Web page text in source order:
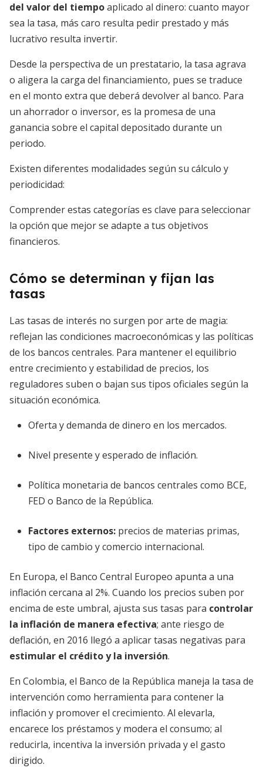
del valor del tiempoaplicado al dinero: cuanto mayor
sea la tasa, más caro resulta pedir prestado y más
lucrativo resulta invertir.
Desde la perspectiva de un prestatario, la tasa agrava
o aligera la carga del financiamiento, pues se traduce
en el monto extra que deberá devolver al banco. Para
un ahorrador o inversor, es la promesa de una
ganancia sobre el capital depositado durante un
periodo.
Existen diferentes modalidades según su cálculo y
periodicidad:
Comprender estas categorías es clave para seleccionar
la opción que mejor se adapte a tus objetivos
financieros.
Cómo se determinan y fijan las
tasas
Las tasas de interés no surgen por arte de magia:
reflejan las condiciones macroeconómicas y las políticas
de los bancos centrales. Para mantener el equilibrio
entre crecimiento y estabilidad de precios, los
reguladores suben o bajan sus tipos oficiales según la
situación económica.
Oferta y demanda de dinero en los mercados.
Nivel presente y esperado de inflación.
Política monetaria de bancos centrales como BCE,
FED o Banco de la República.
Factores externos: precios de materias primas,
tipo de cambio y comercio internacional.
En Europa, el Banco Central Europeo apunta a una
inflación cercana al 2%. Cuando los precios suben por
encima de este umbral, ajusta sus tasas para controlar
la inflación de manera efectiva; ante riesgo de
deflación, en 2016 llegó a aplicar tasas negativas para
estimular el crédito y la inversión.
En Colombia, el Banco de la República maneja la tasa de
intervención como herramienta para contener la
inflación y promover el crecimiento. Al elevarla,
encarece los préstamos y modera el consumo; al
reducirla, incentiva la inversión privada y el gasto
dirigido.